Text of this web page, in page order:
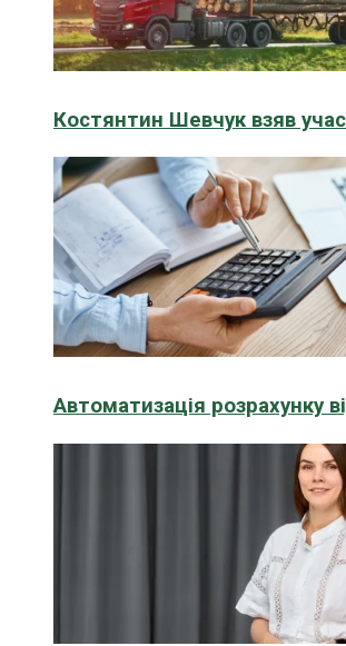
Костянтин Шевчук взяв
Автоматизація розрахунку